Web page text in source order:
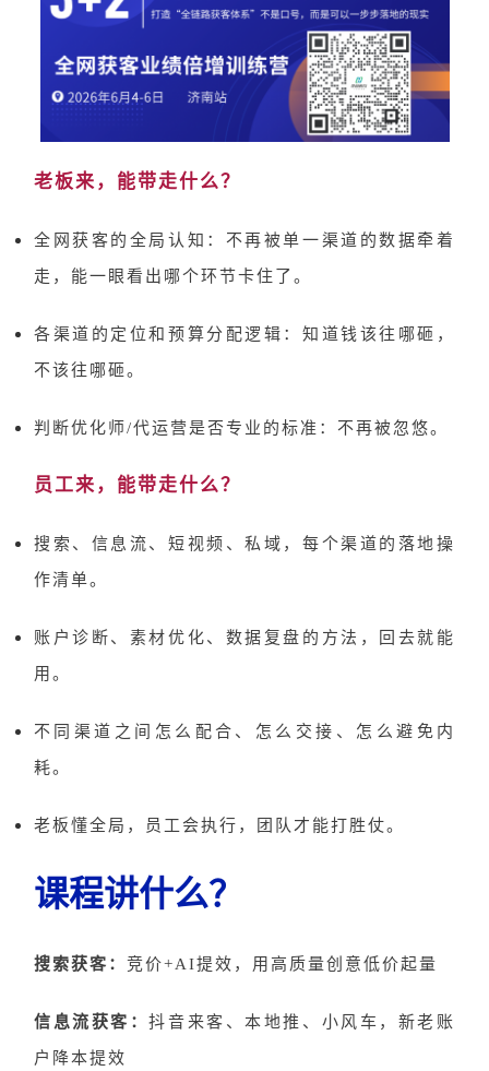
老板来，能带走什么？
全网获客的全局认知：不再被单一渠道的数据牵着
走，能一眼看出哪个环节卡住了。
各渠道的定位和预算分配逻辑：知道钱该往哪砸，
不该往哪砸。
判断优化师/代运营是否专业的标准：不再被忽悠。
员工来，能带走什么？
搜索、信息流、短视频、私域，每个渠道的落地操
作清单。
账户诊断、素材优化、数据复盘的方法，回去就能
用。
不同渠道之间怎么配合、怎么交接、怎么避免内
耗。
老板懂全局，员工会执行，团队才能打胜仗。
课程讲什么？
搜索获客： 竞价+AI提效，用高质量创意低价起量
信息流获客：抖音来客、本地推、小风车，新老账
户降本提效